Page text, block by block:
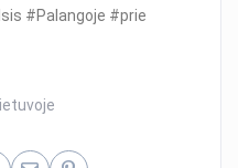
#Palangoje #prie